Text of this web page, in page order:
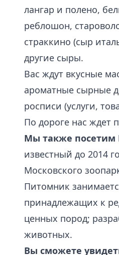
лангар и полено,
реблошон,
страккино (сыр
другие сыры.
Вас ждут вкусные
ароматные сырные
росписи (услуги,
По дороге нас ждет
Мы также посетим
известный до 2014
Московского
Питомник
принадлежащих к
ценных пород;
животных.
Вы сможете